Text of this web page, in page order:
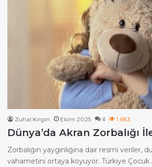
Zuhal Kırgın Ekim 2025 4 1.683
Dünya’da Akran Zorbalığı
Zorbalığın yaygınlığına dair resmi veriler,
vahametini ortaya koyuyor. Türkiye Çocuk